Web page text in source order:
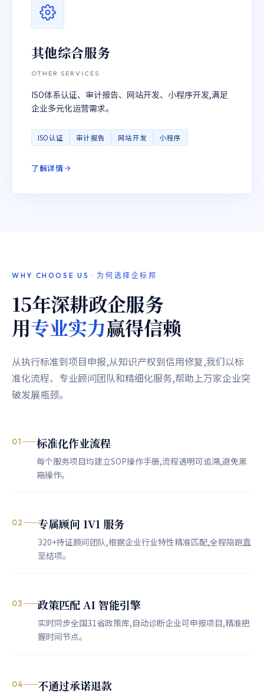
其他综合服务
OTHER SERVICES
ISO体系认证、审计报告、网站开发、小程序开发,满足
企业多元化运营需求。
ISO认证 审计报告 网站开发 小程序
了解详情
WHY CHOOSE US · 为何选择企标邦
15年深耕政企服务
用专业实力赢得信赖
从执行标准到项目申报,从知识产权到信用修复,我们以标
准化流程、专业顾问团队和精细化服务,帮助上万家企业突
破发展瓶颈。
01 标准化作业流程
每个服务项目均建立SOP操作手册,流程透明可追溯,避免黑
箱操作。
02 专属顾问 1V1 服务
320+持证顾问团队,根据企业行业特性精准匹配,全程陪跑直
至结项。
03 政策匹配 AI 智能引擎
实时同步全国31省政策库,自动诊断企业可申报项目,精准把
握时间节点。
04 不通过承诺退款